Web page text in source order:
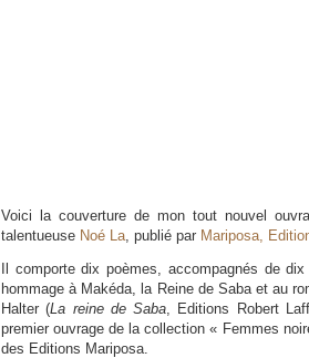
Voici la couverture de mon tout nouvel
talentueuse Noé La, publié par Mariposa,
Il comporte dix poèmes, accompagnés de
hommage à Makéda, la Reine de Saba et au
Halter (La reine de Saba, Editions Robert
premier ouvrage de la collection « Femmes
des Editions Mariposa.